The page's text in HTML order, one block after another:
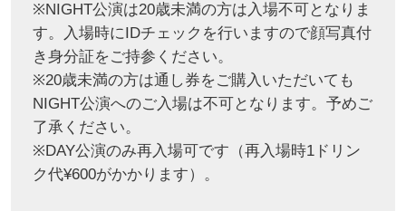
※NIGHT公演は20歳未満の方は入場不可となりま
す。入場時にIDチェックを行いますので顔写真付
き身分証をご持参ください。
※20歳未満の方は通し券をご購入いただいても
NIGHT公演へのご入場は不可となります。予めご
了承ください。
※DAY公演のみ再入場可です（再入場時1ドリン
ク代¥600がかかります）。